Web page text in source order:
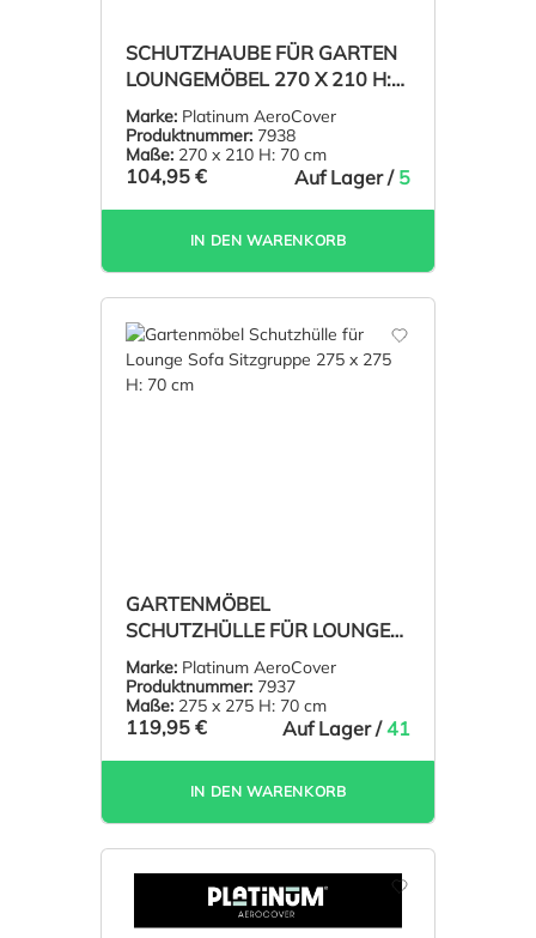
SCHUTZHAUBE FÜR GARTEN
LOUNGEMÖBEL 270 X 210 H:
70 CM
Marke: Platinum AeroCover
Produktnummer: 7938
Maße: 270 x 210 H: 70 cm
104,95 € Auf Lager / 5
IN DEN WARENKORB
GARTENMÖBEL
SCHUTZHÜLLE FÜR LOUNGE
SOFA SITZGRUPPE 275 X 275
H: 70 CM
Marke: Platinum AeroCover
Produktnummer: 7937
Maße: 275 x 275 H: 70 cm
119,95 € Auf Lager /41
IN DEN WARENKORB